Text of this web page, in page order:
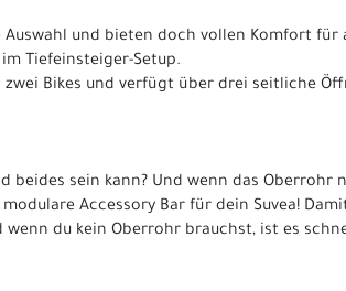
und bieten doch vollen Komfort für
Tiefeinsteiger-Setup.
Bikes und verfügt über drei seitliche
beides sein kann? Und wenn das Oberrohr
Accessory Bar für dein Suvea!
du kein Oberrohr brauchst, ist es